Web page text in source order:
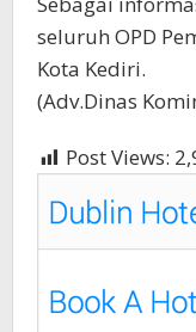
seluruh OPD
Kota Kediri.
(Adv.Dinas
Post Views: